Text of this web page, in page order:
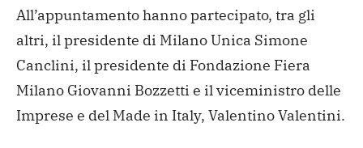
All’appuntamento hanno partecipato, tra gli
altri, il presidente di Milano Unica Simone
Canclini, il presidente di Fondazione Fiera
Milano Giovanni Bozzetti e il viceministro delle
Imprese e del Made in Italy, Valentino Valentini.